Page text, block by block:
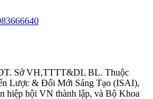
Sở VH,TTTT&DL BL. Thuộc
Lược & Đổi Mới Sáng Tạo (ISAI),
hiệp hội VN thành lập, và Bộ Khoa